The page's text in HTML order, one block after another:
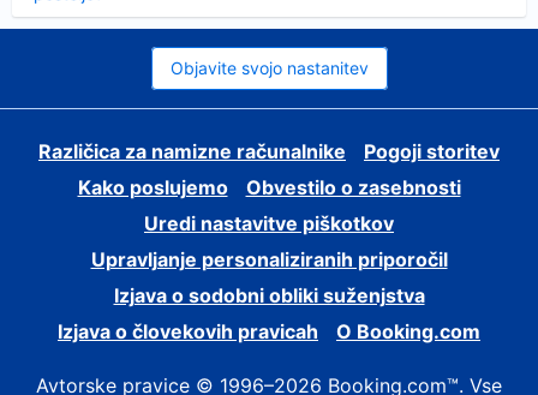
Objavite svojo nastanitev
Različica za namizne računalnike
Pogoji storitev
Kako poslujemo
Obvestilo o zasebnosti
Uredi nastavitve piškotkov
Upravljanje personaliziranih priporočil
Izjava o sodobni obliki suženjstva
Izjava o človekovih pravicah
O Booking.com
Avtorske pravice © 1996–2026 Booking.com™. Vse